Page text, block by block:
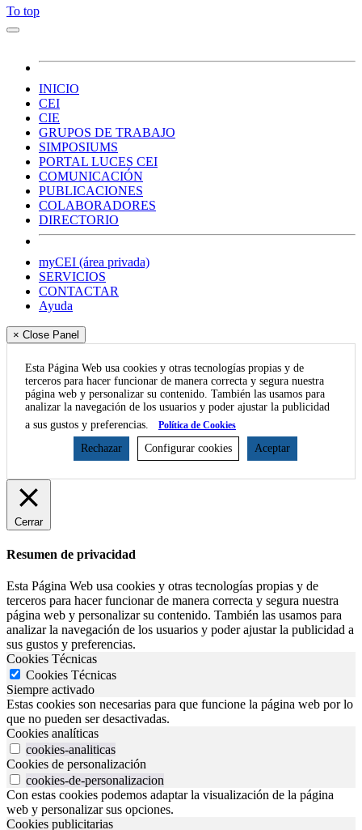
To top
INICIO
CEI
CIE
GRUPOS DE TRABAJO
SIMPOSIUMS
PORTAL LUCES CEI
COMUNICACIÓN
PUBLICACIONES
COLABORADORES
DIRECTORIO
myCEI (área privada)
SERVICIOS
CONTACTAR
Ayuda
× Close Panel
Esta Página Web usa cookies y otras tecnologías propias y de
terceros para hacer funcionar de manera correcta y segura nuestra
página web y personalizar su contenido. También las usamos para
analizar la navegación de los usuarios y poder ajustar la publicidad
a sus gustos y preferencias.
Política de Cookies
Rechazar Configurar cookies Aceptar
Cerrar
Resumen de privacidad
Esta Página Web usa cookies y otras tecnologías propias y de
terceros para hacer funcionar de manera correcta y segura nuestra
página web y personalizar su contenido. También las usamos para
analizar la navegación de los usuarios y poder ajustar la publicidad a
sus gustos y preferencias.
Cookies Técnicas
Cookies Técnicas
Siempre activado
Estas cookies son necesarias para que funcione la página web por lo
que no pueden ser desactivadas.
Cookies analíticas
cookies-analiticas
Cookies de personalización
cookies-de-personalizacion
Con estas cookies podemos adaptar la visualización de la página
web y personalizar sus opciones.
Cookies publicitarias